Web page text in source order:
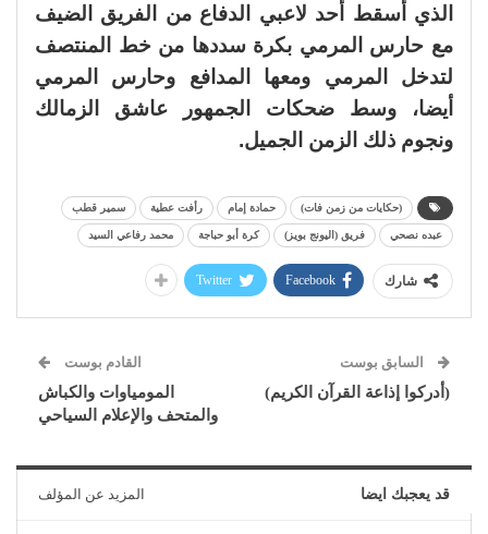
الذي أسقط أحد لاعبي الدفاع من الفريق الضيف
مع حارس المرمي بكرة سددها من خط المنتصف
لتدخل المرمي ومعها المدافع وحارس المرمي
أيضا، وسط ضحكات الجمهور عاشق الزمالك
ونجوم ذلك الزمن الجميل.
(حكايات من زمن فات) حمادة إمام رأفت عطية سمير قطب
عبده نصحي فريق (اليونج بويز) كرة أبو حباجة محمد رفاعي السيد
شارك Facebook
Twitter
السابق بوست
(أدركوا إذاعة القرآن الكريم)
القادم بوست
المومياوات والكباش
والمتحف والإعلام السياحي
قد يعجبك ايضا المزيد عن المؤلف